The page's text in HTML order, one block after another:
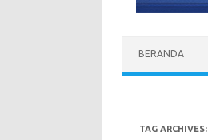
BERANDA
TAG ARCHIVES: